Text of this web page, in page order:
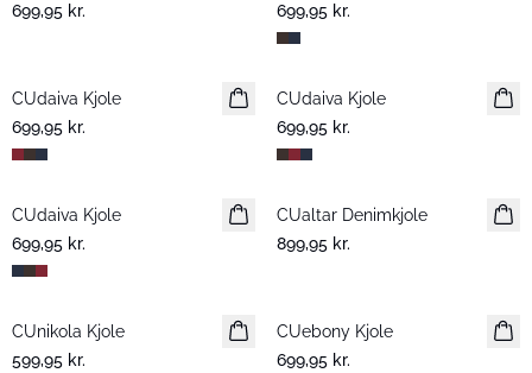
699,95 kr.
699,95 kr.
Nyhed
CUdaiva Kjole
699,95 kr.
Nyhed
CUdaiva Kjole
699,95 kr.
Nyhed
CUdaiva Kjole
699,95 kr.
Nyhed
CUaltar Denimkjole
899,95 kr.
Nyhed
CUnikola Kjole
599,95 kr.
Nyhed
CUebony Kjole
699,95 kr.